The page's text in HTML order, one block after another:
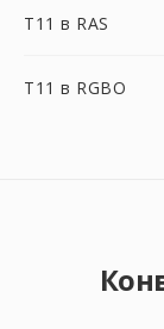
T11 в RAS
T11 в RGBO